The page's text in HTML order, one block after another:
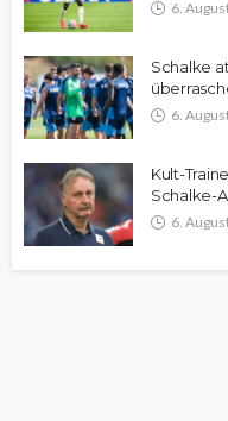
6.
Schalke
6.
Kult-
Schalke-
6.